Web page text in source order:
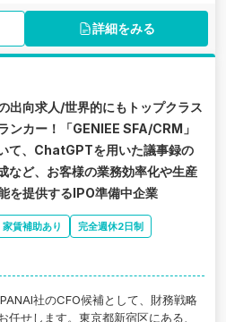
詳細をみる
出向求人/世界的にもトップクラス
ンカー！「GENIEE SFA/CRM」
て、ChatGPTを用いた議事録の
など、お客様の業務効率化や生産
を提供するIPO準備中企業
家賃補助あり
完全週休2日制
社のCFO候補として、財務戦略
せします。東京都新宿区にある、